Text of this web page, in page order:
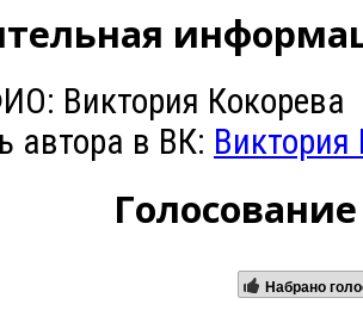
Виктория Кокорева
автора в ВК: Виктория
Набрано